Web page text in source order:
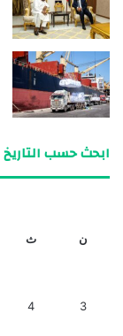
ابحث حسب التاريخ
ن ث
3
4